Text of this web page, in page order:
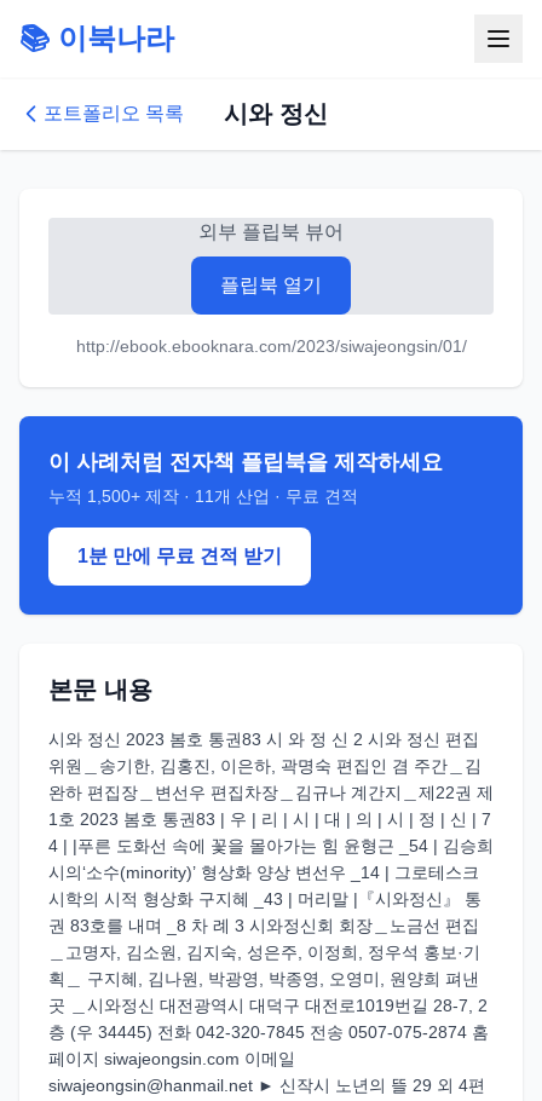
📚 이북나라
포트폴리오 목록 시와 정신
외부 플립북 뷰어
플립북 열기
http://ebook.ebooknara.com/2023/siwajeongsin/01/
이 사례처럼 전자책 플립북을 제작하세요
누적 1,500+ 제작 · 11 개 산업 · 무료 견적
1분 만에 무료 견적 받기
본문 내용
시와 정신 2023 봄호 통권83 시 와 정 신 2 시와 정신 편집
위원＿송기한, 김홍진, 이은하, 곽명숙 편집인 겸 주간＿김
완하 편집장＿변선우 편집차장＿김규나 계간지＿제22권 제
1호 2023 봄호 통권83 | 우 | 리 | 시 | 대 | 의 | 시 | 정 | 신 | 7
4 | |푸른 도화선 속에 꽃을 몰아가는 힘 윤형근 _54 | 김승희
시의‘소수(minority)’ 형상화 양상 변선우 _14 | 그로테스크
시학의 시적 형상화 구지혜 _43 | 머리말 |『시와정신』 통
권 83호를 내며 _8 차 례 3 시와정신회 회장＿노금선 편집
＿고명자, 김소원, 김지숙, 성은주, 이정희, 정우석 홍보·기
획＿ 구지혜, 김나원, 박광영, 박종영, 오영미, 원양희 펴낸
곳 ＿시와정신 대전광역시 대덕구 대전로1019번길 28-7, 2
층 (우 34445) 전화 042-320-7845 전송 0507-075-2874 홈
페이지 siwajeongsin.com 이메일
siwajeongsin@hanmail.net ► 신작시 노년의 뜰 29 외 4편